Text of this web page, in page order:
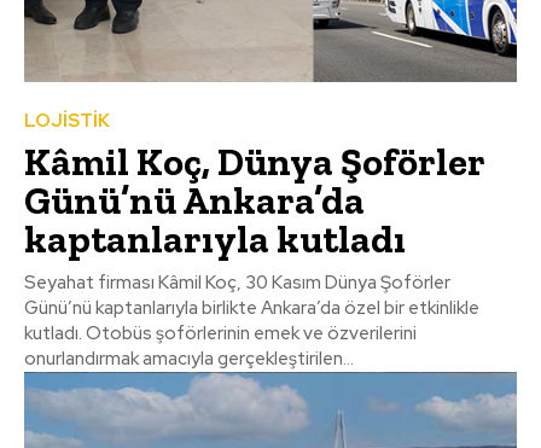
LOJİSTİK
Kâmil Koç, Dünya Şoförler
Günü’nü Ankara’da
kaptanlarıyla kutladı
Seyahat firması Kâmil Koç, 30 Kasım Dünya Şoförler
Günü’nü kaptanlarıyla birlikte Ankara’da özel bir etkinlikle
kutladı. Otobüs şoförlerinin emek ve özverilerini
onurlandırmak amacıyla gerçekleştirilen...